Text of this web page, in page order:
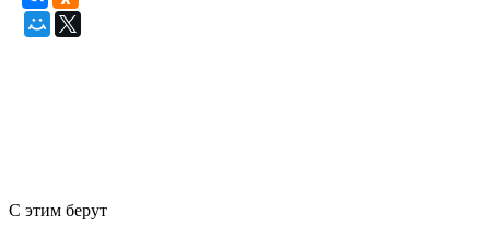
С этим берут